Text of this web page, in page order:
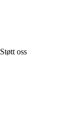
Støtt oss